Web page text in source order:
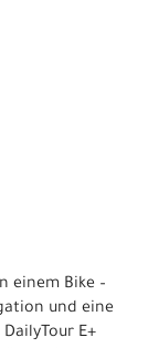
einem Bike –
und eine
E+